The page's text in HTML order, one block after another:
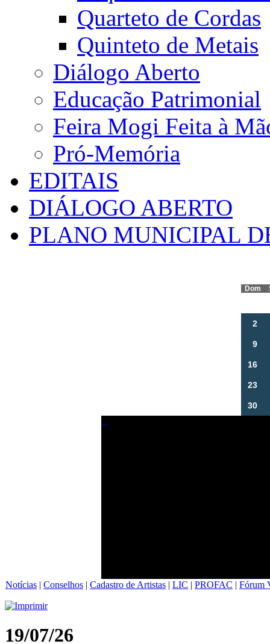
Quarteto de Cordas
Quinteto de Metais
Diálogo Aberto
Educação Patrimonial
Feira Mogi Feita à
Pró-Memória
EDITAIS
DIÁLOGO ABERTO
PLANO MUNICIPAL
Dom
2
9
16
23
30
Notícias | Conselhos | Cadastro de Artistas | LIC | PROFAC | Fórum
19/07/26